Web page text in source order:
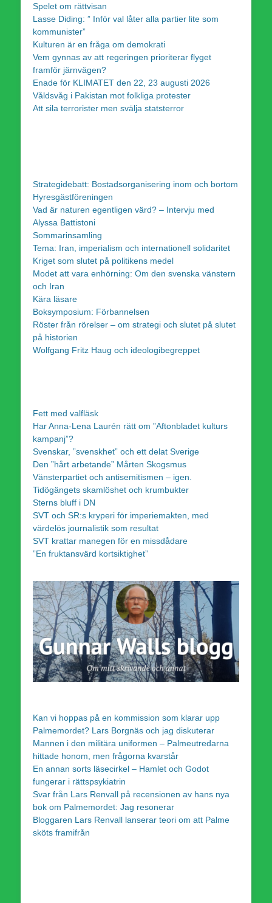
Spelet om rättvisan
Lasse Diding: ” Inför val låter alla partier lite som
kommunister”
Kulturen är en fråga om demokrati
Vem gynnas av att regeringen prioriterar flyget
framför järnvägen?
Enade för KLIMATET den 22, 23 augusti 2026
Våldsvåg i Pakistan mot folkliga protester
Att sila terrorister men svälja statsterror
Strategidebatt: Bostadsorganisering inom och bortom
Hyresgästföreningen
Vad är naturen egentligen värd? – Intervju med
Alyssa Battistoni
Sommarinsamling
Tema: Iran, imperialism och internationell solidaritet
Kriget som slutet på politikens medel
Modet att vara enhörning: Om den svenska vänstern
och Iran
Kära läsare
Boksymposium: Förbannelsen
Röster från rörelser – om strategi och slutet på slutet
på historien
Wolfgang Fritz Haug och ideologibegreppet
Fett med valfläsk
Har Anna-Lena Laurén rätt om ”Aftonbladet kulturs
kampanj”?
Svenskar, ”svenskhet” och ett delat Sverige
Den ”hårt arbetande” Mårten Skogsmus
Vänsterpartiet och antisemitismen – igen.
Tidögängets skamlöshet och krumbukter
Sterns bluff i DN
SVT och SR:s kryperi för imperiemakten, med
värdelös journalistik som resultat
SVT krattar manegen för en missdådare
”En fruktansvärd kortsiktighet”
Kan vi hoppas på en kommission som klarar upp
Palmemordet? Lars Borgnäs och jag diskuterar
Mannen i den militära uniformen – Palmeutredarna
hittade honom, men frågorna kvarstår
En annan sorts läsecirkel – Hamlet och Godot
fungerar i rättspsykiatrin
Svar från Lars Renvall på recensionen av hans nya
bok om Palmemordet: Jag resonerar
Bloggaren Lars Renvall lanserar teori om att Palme
sköts framifrån